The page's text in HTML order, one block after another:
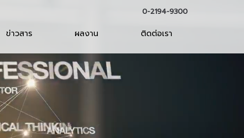
0-2194-9300
ข่าวสาร ผลงาน ติดต่อเรา